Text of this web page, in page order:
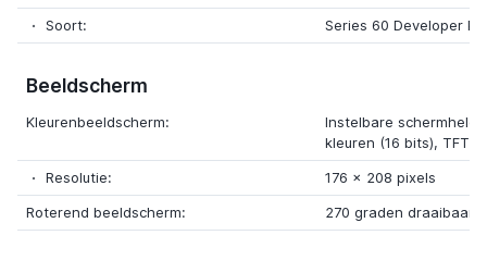
Soort:
Series 60 Developer
Beeldscherm
Kleurenbeeldscherm:
Instelbare
kleuren (16 bits), TFT
Resolutie:
176 x 208 pixels
Roterend beeldscherm:
270 graden draaibaar